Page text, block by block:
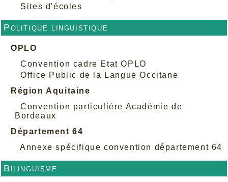
Sites d'écoles
Politique linguistique
OPLO
Convention cadre Etat OPLO
Office Public de la Langue Occitane
Région Aquitaine
Convention particulière Académie de
Bordeaux
Département 64
Annexe spécifique convention département 64
Bilinguisme